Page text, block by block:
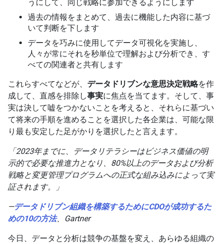
うにして、同じ戦略に参加できるようにします
過去の情報をまとめて、過去に機能した内容に基づ
いて判断を下します
データを巧みに使用してデータ可視化を実施し、
人々が常にそれを秒単位で理解および分析でき、す
べての関連者と共有します
これらすべてなどが、 データドリブンな意思決定戦略を作
成して、直感を排除し事実に焦点を当てます。そして、事
実は決して嘘をつかないことを考えると、それらに基づい
て将来の手順を進めることを選択した各企業は、可能な限
り最も安定した足がかりを選択したと言えます。
「2023年までに、データリテラシーはビジネス価値の明
示的で必要な推進力となり、80%以上のデータおよび分析
戦略と変更管理プログラムへの正式な組み込みによって実
証されます。」
—データドリブン組織を構築するためにCDOが成功するた
めの10の方法、Gartner
今日、データと分析は競争の基盤を変え、あらゆる組織の